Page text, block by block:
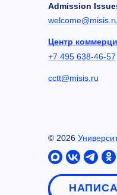
Admission
Центр
+7 495 638-46-57
cctt@misis.ru
© 2026